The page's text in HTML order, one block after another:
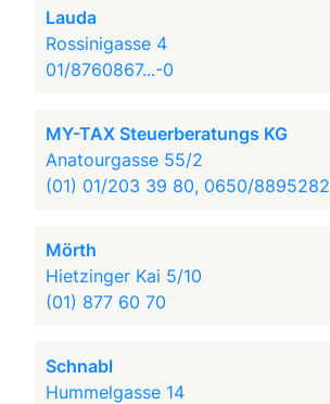
Lauda
Rossinigasse 4
01/8760867...-0
MY-TAX Steuerberatungs KG
Anatourgasse 55/2
(01) 01/203 39 80, 0650/8895282
Mörth
Hietzinger Kai 5/10
(01) 877 60 70
Schnabl
Hummelgasse 14